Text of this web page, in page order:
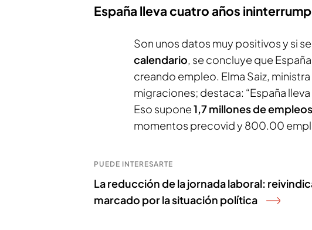
España lleva cuatro años
Son unos datos muy positivos y si
calendario, se concluye que
creando empleo. Elma Saiz,
migraciones; destaca: “España
Eso supone1,7 millones de
momentos precovid y 800.00
PUEDE INTERESARTE
La reducción de la jornada laboral:
marcado por la situación política